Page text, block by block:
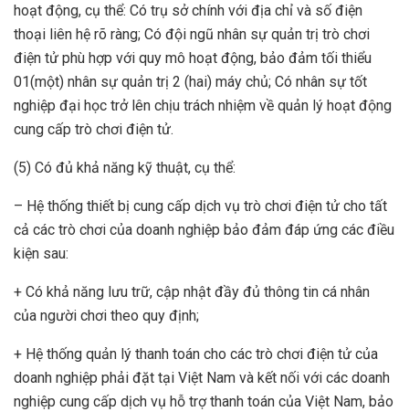
hoạt động, cụ thể: Có trụ sở chính với địa chỉ và số điện
thoại liên hệ rõ ràng; Có đội ngũ nhân sự quản trị trò chơi
điện tử phù hợp với quy mô hoạt động, bảo đảm tối thiểu
01(một) nhân sự quản trị 2 (hai) máy chủ; Có nhân sự tốt
nghiệp đại học trở lên chịu trách nhiệm về quản lý hoạt động
cung cấp trò chơi điện tử.
(5) Có đủ khả năng kỹ thuật, cụ thể:
– Hệ thống thiết bị cung cấp dịch vụ trò chơi điện tử cho tất
cả các trò chơi của doanh nghiệp bảo đảm đáp ứng các điều
kiện sau:
+ Có khả năng lưu trữ, cập nhật đầy đủ thông tin cá nhân
của người chơi theo quy định;
+ Hệ thống quản lý thanh toán cho các trò chơi điện tử của
doanh nghiệp phải đặt tại Việt Nam và kết nối với các doanh
nghiệp cung cấp dịch vụ hỗ trợ thanh toán của Việt Nam, bảo